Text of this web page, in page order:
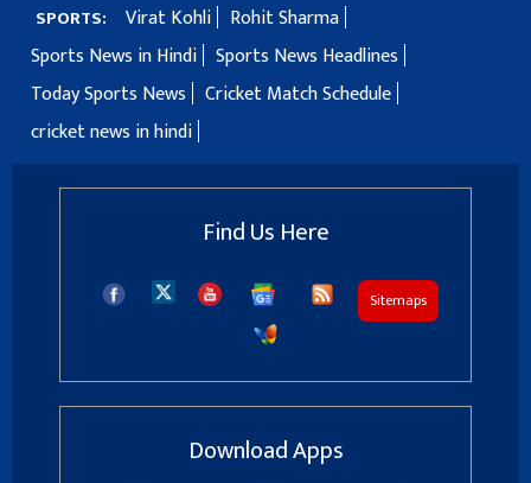
SPORTS: Virat Kohli
Rohit Sharma
Sports News in Hindi Sports News Headlines
Today Sports News
Cricket Match Schedule
cricket news in hindi
Find Us Here
Sitemaps
Download Apps